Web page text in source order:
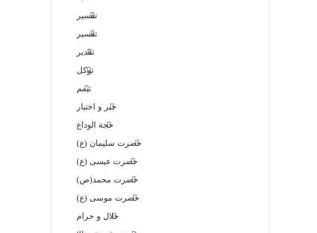
تفسیر
تفسیر
تقدیر
توکل
تیمم
جبر و اختیار
حجة الوداع
حضرت سلیمان (ع)
حضرت عیسی (ع)
حضرت محمد(ص)
حضرت موسی (ع)
حلال و حرام